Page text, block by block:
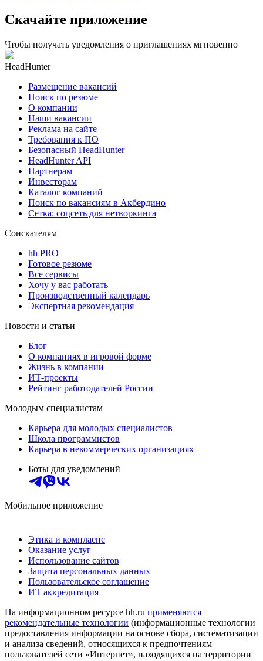
Скачайте приложение
Чтобы получать уведомления о приглашениях мгновенно
HeadHunter
Размещение вакансий
Поиск по резюме
О компании
Наши вакансии
Реклама на сайте
Требования к ПО
Безопасный HeadHunter
HeadHunter API
Партнерам
Инвесторам
Каталог компаний
Поиск по вакансиям в Акбердино
Сетка: соцсеть для нетворкинга
Соискателям
hh PRO
Готовое резюме
Все сервисы
Хочу у вас работать
Производственный календарь
Экспертная рекомендация
Новости и статьи
Блог
О компаниях в игровой форме
Жизнь в компании
ИТ-проекты
Рейтинг работодателей России
Молодым специалистам
Карьера для молодых специалистов
Школа программистов
Карьера в некоммерческих организациях
Боты для уведомлений
Мобильное приложение
Этика и комплаенс
Оказание услуг
Использование сайтов
Защита персональных данных
Пользовательское соглашение
ИТ аккредитация
На информационном ресурсе hh.ru применяются
рекомендательные технологии (информационные технологии
предоставления информации на основе сбора, систематизации
и анализа сведений, относящихся к предпочтениям
пользователей сети «Интернет», находящихся на территории